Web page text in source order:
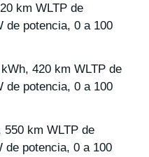
km WLTP de
de potencia, 0 a 100
420 km WLTP de
de potencia, 0 a 100
km WLTP de
de potencia, 0 a 100